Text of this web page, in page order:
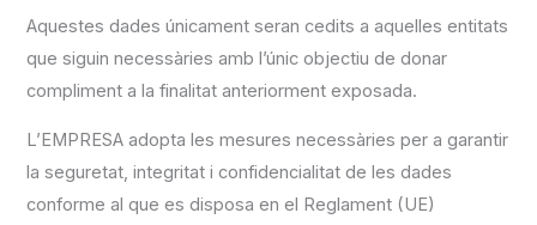
Aquestes dades únicament seran cedits a aquelles entitats
que siguin necessàries amb l’únic objectiu de donar
compliment a la finalitat anteriorment exposada.
L’EMPRESA adopta les mesures necessàries per a garantir
la seguretat, integritat i confidencialitat de les dades
conforme al que es disposa en el Reglament (UE)